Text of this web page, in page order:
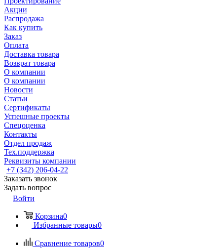
Акции
Распродажа
Как купить
Заказ
Оплата
Доставка товара
Возврат товара
О компании
О компании
Новости
Статьи
Сертификаты
Успешные проекты
Спецоценка
Контакты
Отдел продаж
Тех.поддержка
Реквизиты компании
+7 (342) 206-04-22
Заказать звонок
Задать вопрос
Войти
Корзина0
Избранные товары0
Сравнение товаров0